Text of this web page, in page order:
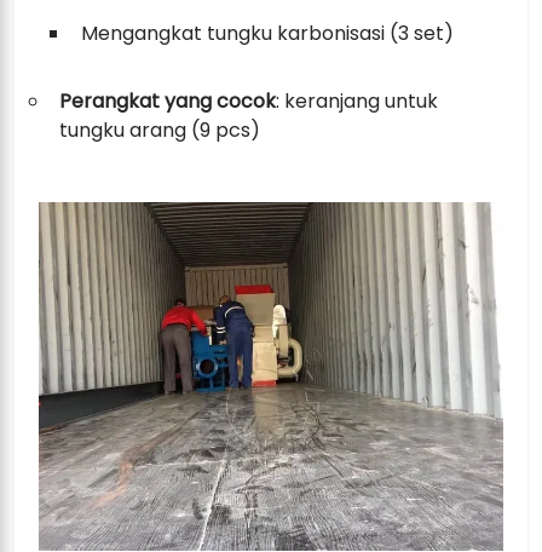
Mengangkat tungku karbonisasi (3 set)
Perangkat yang cocok: keranjang untuk
tungku arang (9 pcs)